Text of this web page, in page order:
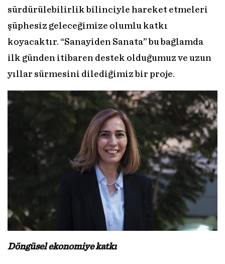
sürdürülebilirlik bilinciyle hareket etmeleri
şüphesiz geleceğimize olumlu katkı
koyacaktır. “Sanayiden Sanata” bu bağlamda
ilk günden itibaren destek olduğumuz ve uzun
yıllar sürmesini dilediğimiz bir proje.
Döngüsel ekonomiye katkı